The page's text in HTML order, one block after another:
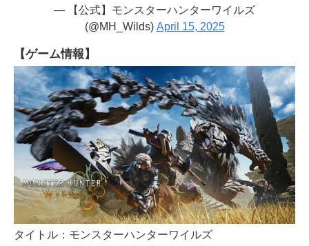
— 【公式】モンスターハンターワイルズ
(@MH_Wilds) April 15, 2025
【ゲーム情報】
タイトル：モンスターハンターワイルズ